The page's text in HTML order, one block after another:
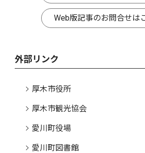
Web版記事のお問合せは
外部リンク
厚木市役所
厚木市観光協会
愛川町役場
愛川町図書館